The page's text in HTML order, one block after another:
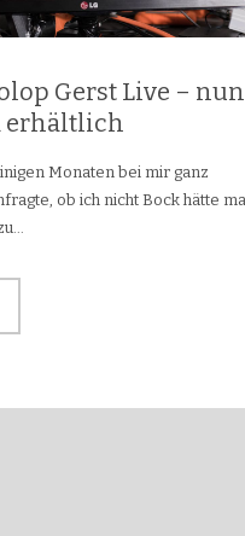
Gerst Live –
erhältlich
Monaten bei mir ganz
ob ich nicht Bock hätte